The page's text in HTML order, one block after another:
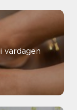
i vardagen